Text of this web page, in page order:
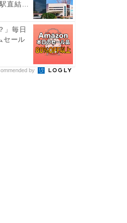
直結
」毎日
セール
by